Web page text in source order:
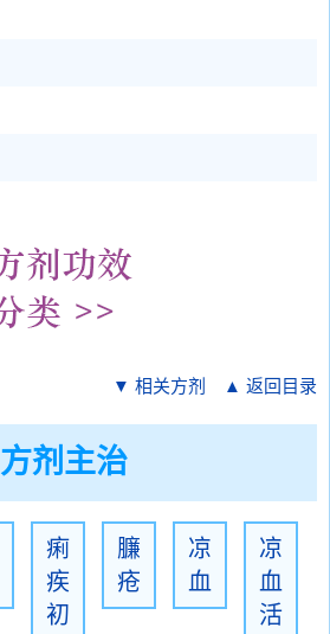
▼ 相关方剂 ▲ 返回目录
方剂主治
痢
疾
初
臁
疮
凉
血
凉
血
活